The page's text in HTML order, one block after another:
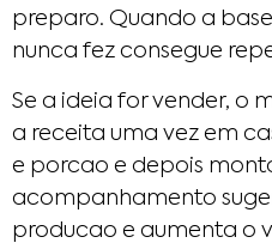
preparo. Quando a
nunca fez consegue
Se a ideia for vender, o
a receita uma vez em
e porcao e depois
acompanhamento
producao e aumenta o